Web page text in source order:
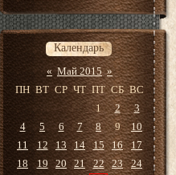
Календарь
« Май 2015 »
ПН ВТ СР ЧТ ПТ СБ ВС
1
2
3
4
5 6 7 8 9
10
11
12 13 14 15 16
17
18
19 20 21 22 23
24